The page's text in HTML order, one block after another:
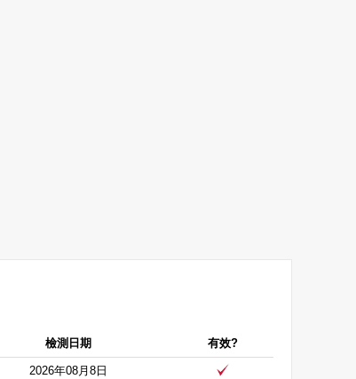
檢測日期 有效?
2026年08月8日